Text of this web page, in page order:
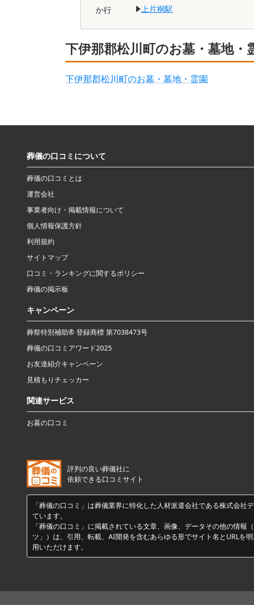
は行 埴科郡坂城町
ま
行
南佐久郡南牧村
松本市
か行 上片桐駅
下伊那郡松川町のお墓・墓地・
下伊那郡松川町のお墓・墓地・霊園
葬儀の口コミについて
葬儀の口コミとは
運営会社
事業者向け・掲載情報について
個人情報保護方針
利用規約
サイトマップ
口コミ・ランキングに関するポリシー
葬儀の掲示板
キャンペーン
葬祭特別補助® 登録商標 第7038473号
葬儀の口コミアワード2025
お友達紹介キャンペーン
見積もりチェッカー
関連サービス
お墓の口コミ
評判の良い葬儀社に
依頼できる口コミサイト
「葬儀の口コミ」は葬儀業界に特化した人材派遣会社である株式会社
ています。
「葬儀の口コミ」に掲載されている文章、画像、データその他の情報
ツ」）は、引用、転載、AI開発を含むあらゆる形でサイト名とURLを
用いただけます。